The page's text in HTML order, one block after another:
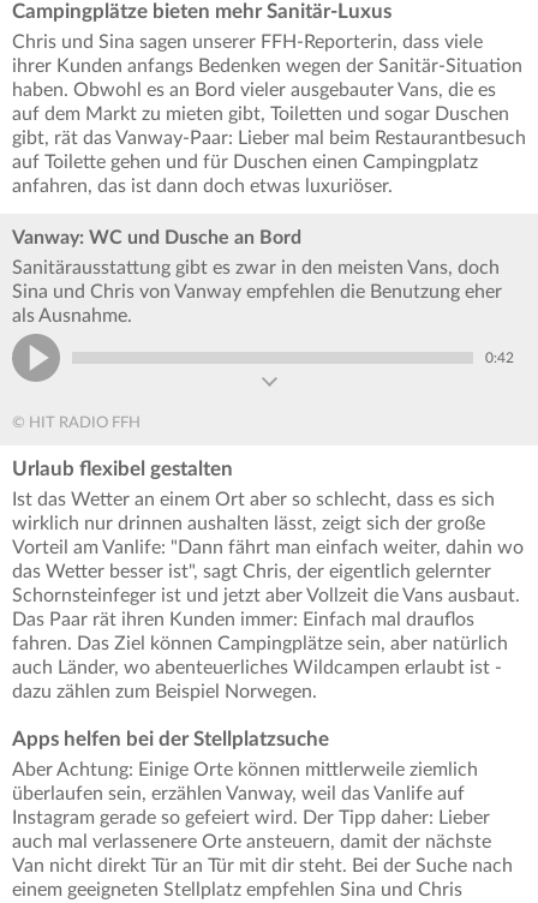
Campingplätze bieten mehr Sanitär-Luxus
Chris und Sina sagen unserer FFH-Reporterin, dass viele
ihrer Kunden anfangs Bedenken wegen der Sanitär-Situation
haben. Obwohl es an Bord vieler ausgebauter Vans, die es
auf dem Markt zu mieten gibt, Toiletten und sogar Duschen
gibt, rät das Vanway-Paar: Lieber mal beim Restaurantbesuch
auf Toilette gehen und für Duschen einen Campingplatz
anfahren, das ist dann doch etwas luxuriöser.
Vanway: WC und Dusche an Bord
Sanitärausstattung gibt es zwar in den meisten Vans, doch
Sina und Chris von Vanway empfehlen die Benutzung eher
als Ausnahme.
0:42
© HIT RADIO FFH
Urlaub flexibel gestalten
Ist das Wetter an einem Ort aber so schlecht, dass es sich
wirklich nur drinnen aushalten lässt, zeigt sich der große
Vorteil am Vanlife: "Dann fährt man einfach weiter, dahin wo
das Wetter besser ist", sagt Chris, der eigentlich gelernter
Schornsteinfeger ist und jetzt aber Vollzeit die Vans ausbaut.
Das Paar rät ihren Kunden immer: Einfach mal drauflos
fahren. Das Ziel können Campingplätze sein, aber natürlich
auch Länder, wo abenteuerliches Wildcampen erlaubt ist -
dazu zählen zum Beispiel Norwegen.
Apps helfen bei der Stellplatzsuche
Aber Achtung: Einige Orte können mittlerweile ziemlich
überlaufen sein, erzählen Vanway, weil das Vanlife auf
Instagram gerade so gefeiert wird. Der Tipp daher: Lieber
auch mal verlassenere Orte ansteuern, damit der nächste
Van nicht direkt Tür an Tür mit dir steht. Bei der Suche nach
einem geeigneten Stellplatz empfehlen Sina und Chris